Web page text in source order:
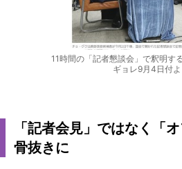
11時間の「記者懇談会」で釈明す
ギョレ9月4日付よ
「記者会見」ではなく「
骨抜きに